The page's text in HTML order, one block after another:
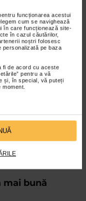
funcționarea acestui
cum se navighează
în care funcționează site-
în cazul căutărilor,
noștri folosesc
personalizată pe baza
fi de acord cu aceste
pentru a vă
și, în special, vă puteți
mai bună